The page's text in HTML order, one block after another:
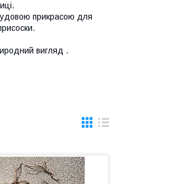
прикрасою для
вигляд .